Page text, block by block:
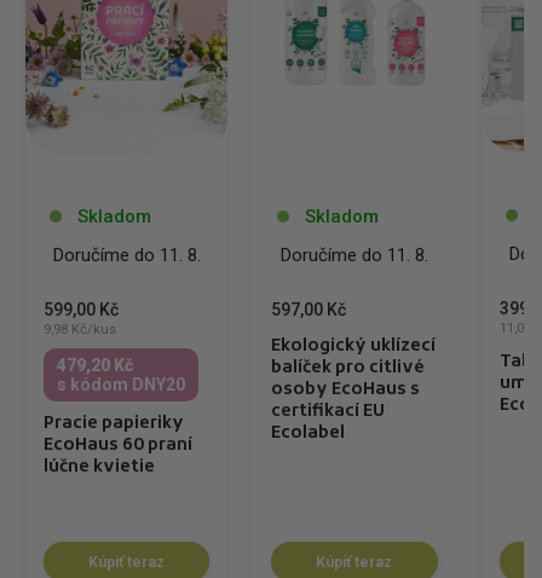
Skladom
Doručíme do 11. 8.
599,00 Kč
9,98 Kč/kus
479,20 Kč
s kódom DNY20
Pracie papieriky
EcoHaus 60 praní
lúčne kvietie
Kúpiť teraz
Skladom
Doručíme do 11. 8.
597,00 Kč
Ekologický uklízecí
balíček pro citlivé
osoby EcoHaus s
certifikací EU
Ecolabel
Kúpiť teraz
11,08